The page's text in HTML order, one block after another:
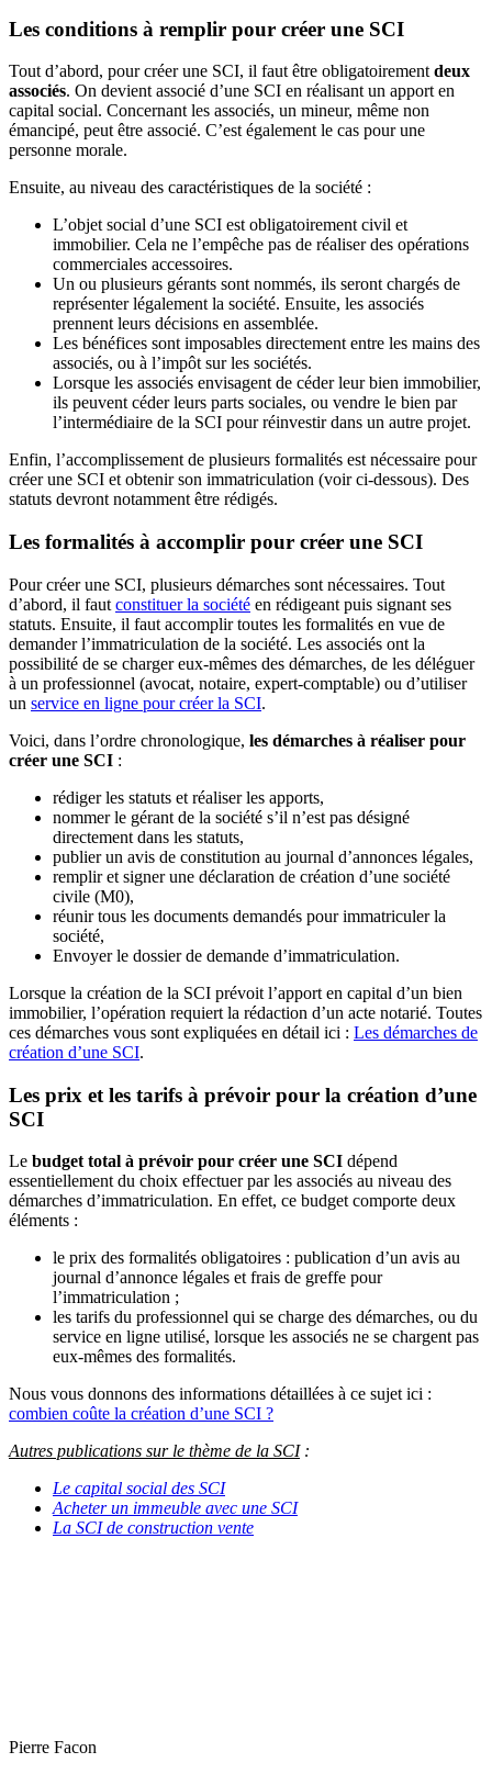
Les conditions à remplir pour créer une SCI
Tout d’abord, pour créer une SCI, il faut être obligatoirement deux
associés. On devient associé d’une SCI en réalisant un apport en
capital social. Concernant les associés, un mineur, même non
émancipé, peut être associé. C’est également le cas pour une
personne morale.
Ensuite, au niveau des caractéristiques de la société :
L’objet social d’une SCI est obligatoirement civil et
immobilier. Cela ne l’empêche pas de réaliser des opérations
commerciales accessoires.
Un ou plusieurs gérants sont nommés, ils seront chargés de
représenter légalement la société. Ensuite, les associés
prennent leurs décisions en assemblée.
Les bénéfices sont imposables directement entre les mains des
associés, ou à l’impôt sur les sociétés.
Lorsque les associés envisagent de céder leur bien immobilier,
ils peuvent céder leurs parts sociales, ou vendre le bien par
l’intermédiaire de la SCI pour réinvestir dans un autre projet.
Enfin, l’accomplissement de plusieurs formalités est nécessaire pour
créer une SCI et obtenir son immatriculation (voir ci-dessous). Des
statuts devront notamment être rédigés.
Les formalités à accomplir pour créer une SCI
Pour créer une SCI, plusieurs démarches sont nécessaires. Tout
d’abord, il faut constituer la société en rédigeant puis signant ses
statuts. Ensuite, il faut accomplir toutes les formalités en vue de
demander l’immatriculation de la société. Les associés ont la
possibilité de se charger eux-mêmes des démarches, de les déléguer
à un professionnel (avocat, notaire, expert-comptable) ou d’utiliser
un service en ligne pour créer la SCI.
Voici, dans l’ordre chronologique, les démarches à réaliser pour
créer une SCI :
rédiger les statuts et réaliser les apports,
nommer le gérant de la société s’il n’est pas désigné
directement dans les statuts,
publier un avis de constitution au journal d’annonces légales,
remplir et signer une déclaration de création d’une société
civile (M0),
réunir tous les documents demandés pour immatriculer la
société,
Envoyer le dossier de demande d’immatriculation.
Lorsque la création de la SCI prévoit l’apport en capital d’un bien
immobilier, l’opération requiert la rédaction d’un acte notarié. Toutes
ces démarches vous sont expliquées en détail ici : Les démarches de
création d’une SCI.
Les prix et les tarifs à prévoir pour la création d’une
SCI
Le budget total à prévoir pour créer une SCI dépend
essentiellement du choix effectuer par les associés au niveau des
démarches d’immatriculation. En effet, ce budget comporte deux
éléments :
le prix des formalités obligatoires : publication d’un avis au
journal d’annonce légales et frais de greffe pour
l’immatriculation ;
les tarifs du professionnel qui se charge des démarches, ou du
service en ligne utilisé, lorsque les associés ne se chargent pas
eux-mêmes des formalités.
Nous vous donnons des informations détaillées à ce sujet ici :
combien coûte la création d’une SCI ?
Autres publications sur le thème de la SCI:
Le capital social des SCI
Acheter un immeuble avec une SCI
La SCI de construction vente
Pierre Facon